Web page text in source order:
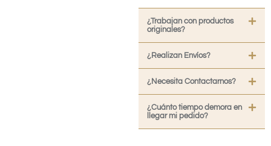
¿Trabajan con productos
originales?
¿Realizan Envíos?
¿Necesita Contactarnos?
¿Cuánto tiempo demora en
llegar mi pedido?